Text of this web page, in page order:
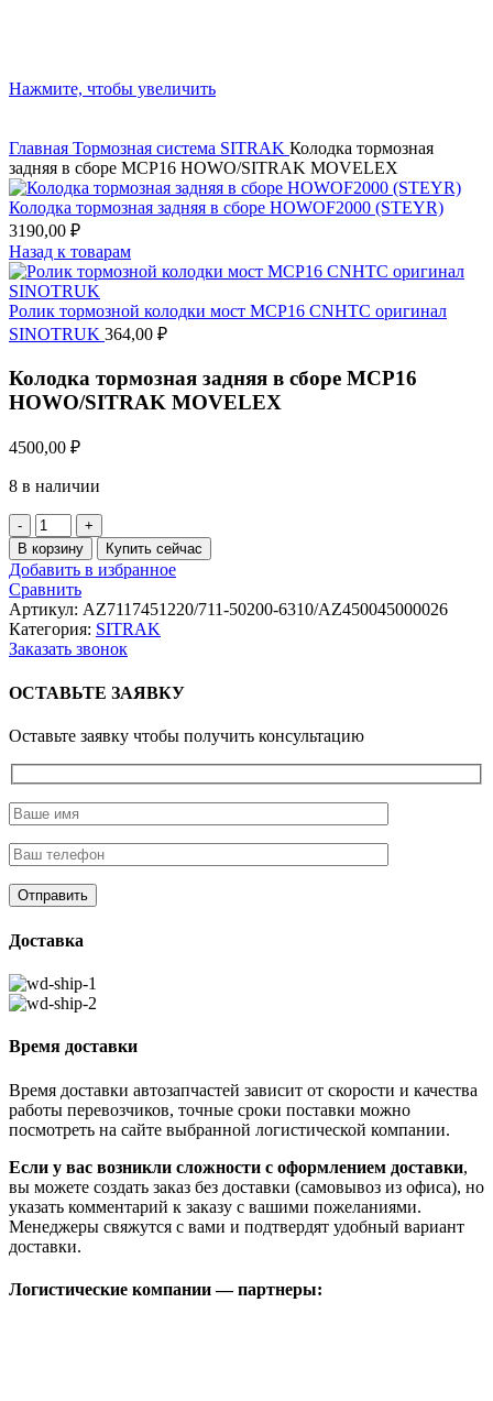
Нажмите, чтобы увеличить
Главная Тормозная система SITRAK Колодка тормозная
задняя в сборе MCP16 HOWO/SITRAK MOVELEX
Колодка тормозная задняя в сборе HOWOF2000 (STEYR)
3190,00 ₽
Назад к товарам
Ролик тормозной колодки мост MCP16 CNHTC оригинал
SINOTRUK 364,00 ₽
Колодка тормозная задняя в сборе MCP16
HOWO/SITRAK MOVELEX
4500,00 ₽
8 в наличии
Количество
товара
Колодка
тормозная
задняя
в
сборе
MCP16
MOVELEX
В корзину Купить сейчас
Добавить в избранное
Сравнить
Артикул: AZ7117451220/711-50200-6310/AZ450045000026
Категория: SITRAK
Заказать звонок
ОСТАВЬТЕ ЗАЯВКУ
Оставьте заявку чтобы получить консультацию
Доставка
Время доставки
Время доставки автозапчастей зависит от скорости и качества
работы перевозчиков, точные сроки поставки можно
посмотреть на сайте выбранной логистической компании.
Если у вас возникли сложности с оформлением доставки,
вы можете создать заказ без доставки (самовывоз из офиса), но
указать комментарий к заказу с вашими пожеланиями.
Менеджеры свяжутся с вами и подтвердят удобный вариант
доставки.
Логистические компании — партнеры: